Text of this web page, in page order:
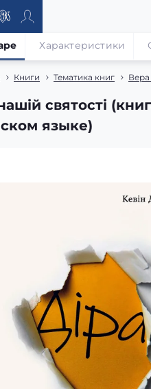
Книги Тематика книг Вера
святості
языке)
Характеристики